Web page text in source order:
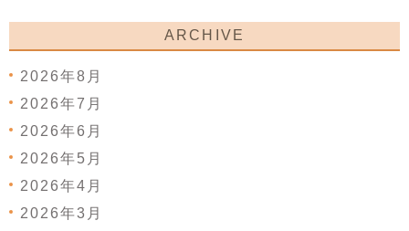
ARCHIVE
2026年8月
2026年7月
2026年6月
2026年5月
2026年4月
2026年3月